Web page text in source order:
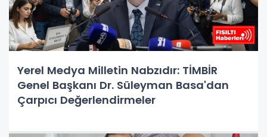
Yerel Medya Milletin Nabzıdır: TİMBİR
Genel Başkanı Dr. Süleyman Basa'dan
Çarpıcı Değerlendirmeler